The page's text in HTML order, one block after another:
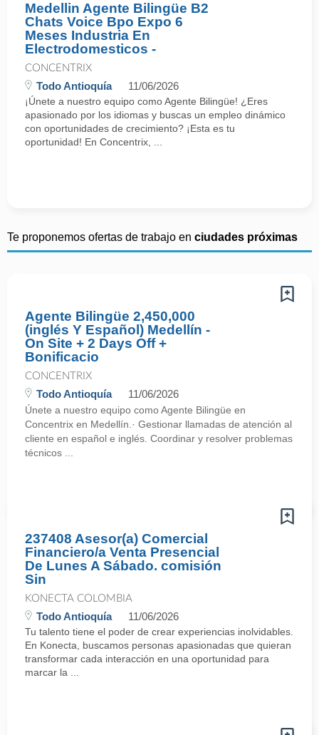
Medellin Agente Bilingüe B2
Chats Voice Bpo Expo 6
Meses Industria En
Electrodomesticos -
CONCENTRIX
Todo Antioquía 11/06/2026
¡Únete a nuestro equipo como Agente Bilingüe! ¿Eres
apasionado por los idiomas y buscas un empleo dinámico
con oportunidades de crecimiento? ¡Esta es tu
oportunidad! En Concentrix, ...
Te proponemos ofertas de trabajo en ciudades próximas
Agente Bilingüe 2,450,000
(inglés Y Español) Medellín -
On Site + 2 Days Off +
Bonificacio
CONCENTRIX
Todo Antioquía 11/06/2026
Únete a nuestro equipo como Agente Bilingüe en
Concentrix en Medellín.· Gestionar llamadas de atención al
cliente en español e inglés. Coordinar y resolver problemas
técnicos ...
237408 Asesor(a) Comercial
Financiero/a Venta Presencial
De Lunes A Sábado. comisión
Sin
KONECTA COLOMBIA
Todo Antioquía 11/06/2026
Tu talento tiene el poder de crear experiencias inolvidables.
En Konecta, buscamos personas apasionadas que quieran
transformar cada interacción en una oportunidad para
marcar la ...